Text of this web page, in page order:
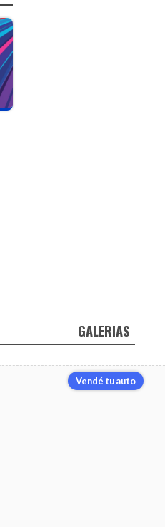
GALERIAS
Vendé tu auto